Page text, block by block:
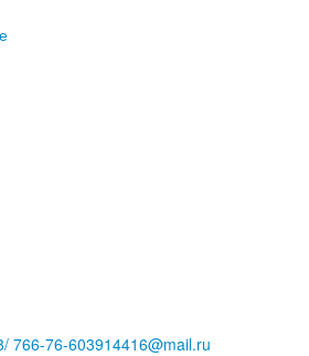
766-76-603914416@mail.ru